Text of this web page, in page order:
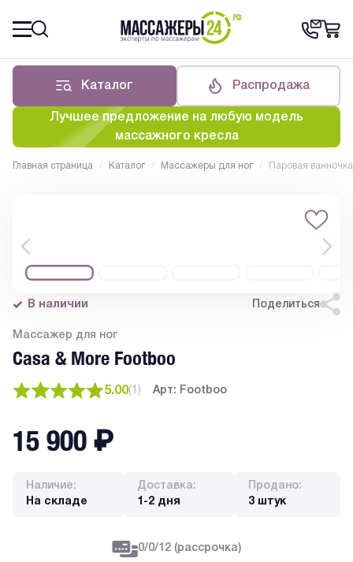
Каталог Распродажа
Лучшее предложение на любую модель
массажного кресла
Главная страница / Каталог / Массажеры для ног / Паровая
В наличии Поделиться
Массажер для ног
Casa & More Footboo
5.00(1 ) Арт: Footboo
15 900 ₽
Наличие:
На складе
Доставка:
1-2 дня
Продано:
3 штук
0/0/12 (рассрочка)